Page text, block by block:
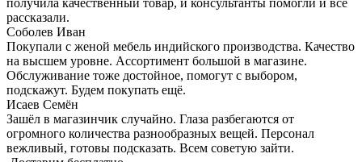
рассказали.
Соболев Иван
Покупали с женой мебель индийского производства. Качество
на высшем уровне. Ассортимент большой в магазине.
Обслуживание тоже достойное, помогут с выбором,
подскажут. Будем покупать ещё.
Исаев Семён
Зашёл в магазинчик случайно. Глаза разбегаются от
огромного количества разнообразных вещей. Персонал
вежливый, готовы подсказать. Всем советую зайти.